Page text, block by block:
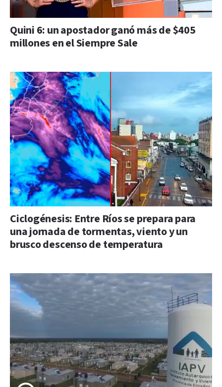
Quini 6: un apostador ganó más de $405
millones en el Siempre Sale
Ciclogénesis: Entre Ríos se prepara para
una jornada de tormentas, viento y un
brusco descenso de temperatura